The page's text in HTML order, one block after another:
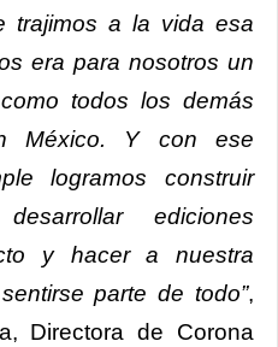
trajimos a la vida esa
era para nosotros un
todos los demás
México. Y con ese
logramos construir
ediciones
y hacer a nuestra
parte de todo”,
Directora de Corona